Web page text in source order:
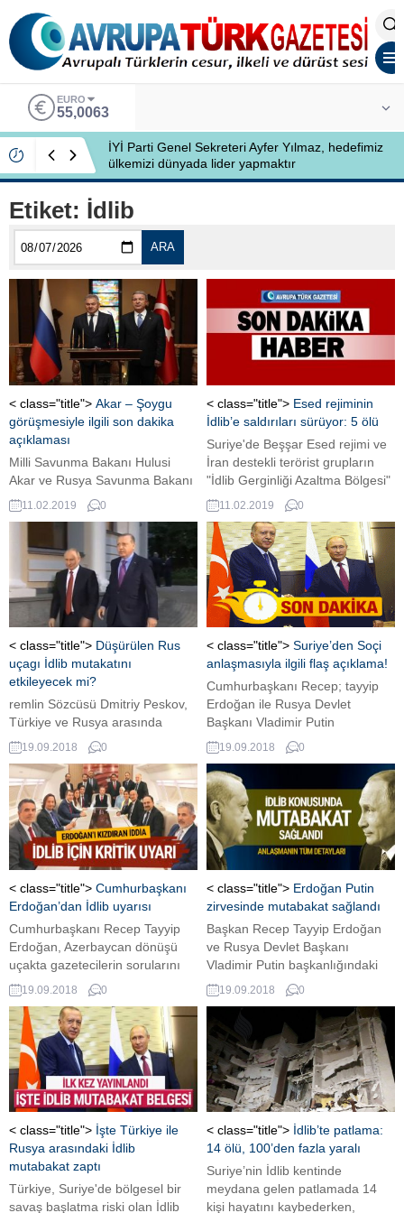
EURO
55,0063
İYİ Parti Genel Sekreteri Ayfer Yılmaz, hedefimiz
ülkemizi dünyada lider yapmaktır
Etiket: İdlib
ARA
< class="title"> Akar – Şoygu
görüşmesiyle ilgili son dakika
açıklaması
Milli Savunma Bakanı Hulusi
Akar ve Rusya Savunma Bakanı
Sergey Şoygu arasındaki
görüşmede, her türlü
provokasyona rağmen barış ve
istikrarın sağlanması için İdlib’de
istihbarat ve silahlı kuvvetler
unsurlarınca sürdürülen iş
birliğinin önemi ve devamına
vurgu yapıldığı bildirildi.
11.02.2019 0
< class="title"> Esed rejiminin
İdlib’e saldırıları sürüyor: 5 ölü
Suriye'de Beşşar Esed rejimi ve
İran destekli terörist grupların
"İdlib Gerginliği Azaltma Bölgesi"
sınırları içerisindeki yerleşim
yerlerine düzenlediği topçu
saldırılarında aynı aileden ikisi
çocuk 5 sivil hayatını kaybetti.
11.02.2019 0
< class="title"> Düşürülen Rus
uçagı İdlib mutakatını
etkileyecek mi?
remlin Sözcüsü Dmitriy Peskov,
Türkiye ve Rusya arasında
varılan İdlib anlaşmasının,
Suriye’nin geleceği açısından
son derece önemli olduğunu
belirterek, "Suriye’de düşen Rus
uçağı bu anlaşmayı asla
etkilemeyecek." dedi.
19.09.2018 0
< class="title"> Suriye’den Soçi
anlaşmasıyla ilgili flaş açıklama!
Cumhurbaşkanı Recep; tayyip
Erdoğan ile Rusya Devlet
Başkanı Vladimir Putin
arasındaki İdlib anlaşmasıyla
ilgili Esed rejiminden ilk açıklama
geldi: Memnuniyetle
karşılıyoruz...
19.09.2018 0
< class="title"> Cumhurbaşkanı
Erdoğan’dan İdlib uyarısı
Cumhurbaşkanı Recep Tayyip
Erdoğan, Azerbaycan dönüşü
uçakta gazetecilerin sorularını
cevapladı. Rusya ziyareti öncesi
tarafları İdlib konusunda uyaran
Erdoğan, askeri harekatın
devamı halinde sonuçlarının ağır
olacağını söyledi.
19.09.2018 0
< class="title"> Erdoğan Putin
zirvesinde mutabakat sağlandı
Başkan Recep Tayyip Erdoğan
ve Rusya Devlet Başkanı
Vladimir Putin başkanlığındaki
heyetlerarası görüşme
tamamlandı. İki lider Rusya'nın
Soçi kentinde ortak basın
toplantısı düzenleyerek soruları
cevaplandırdı.
19.09.2018 0
< class="title"> İşte Türkiye ile
Rusya arasındaki İdlib
mutabakat zaptı
Türkiye, Suriye'de bölgesel bir
savaş başlatma riski olan İdlib
< class="title"> İdlib’te patlama:
14 ölü, 100’den fazla yaralı
Suriye’nin İdlib kentinde
meydana gelen patlamada 14
kişi hayatını kaybederken,